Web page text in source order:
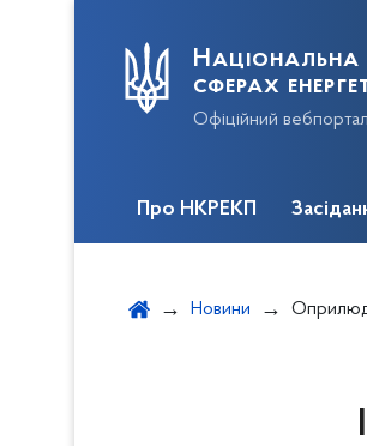
Національна
сферах
Офіційний
Про НКРЕКП
Новини Оприлюднюється